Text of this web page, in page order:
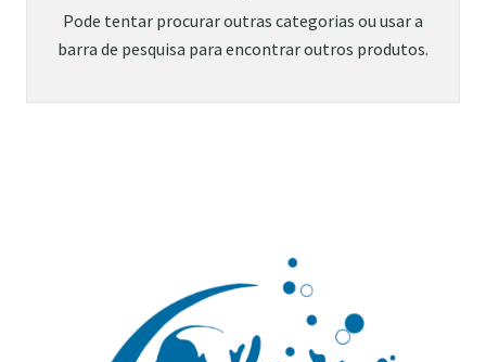
Pode tentar procurar outras categorias ou usar a
barra de pesquisa para encontrar outros produtos.